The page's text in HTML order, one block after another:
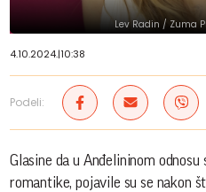
Lev Radin / Zuma
4.10.2024.|10:38
Podeli:
Glasine da u Anđelininom
romantike, pojavile su se nakon